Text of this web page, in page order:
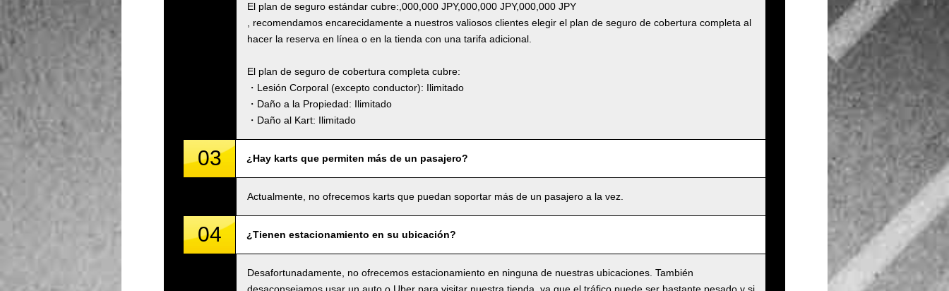
El plan de seguro estándar cubre:,000,000 JPY,000,000 JPY,000,000 JPY
, recomendamos encarecidamente a nuestros valiosos clientes elegir el plan de seguro de cobertura completa al
hacer la reserva en línea o en la tienda con una tarifa adicional.
El plan de seguro de cobertura completa cubre:
・Lesión Corporal (excepto conductor): Ilimitado
・Daño a la Propiedad: Ilimitado
・Daño al Kart: Ilimitado
03 ¿Hay karts que permiten más de un pasajero?
Actualmente, no ofrecemos karts que puedan soportar más de un pasajero a la vez.
04 ¿Tienen estacionamiento en su ubicación?
Desafortunadamente, no ofrecemos estacionamiento en ninguna de nuestras ubicaciones. También